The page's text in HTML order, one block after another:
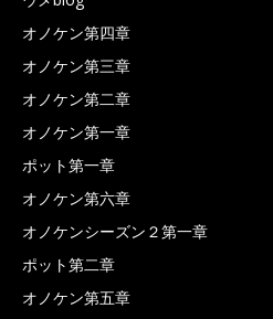
オノケン第四章
オノケン第三章
オノケン第二章
オノケン第一章
ポット第一章
オノケン第六章
オノケンシーズン２第一章
ポット第二章
オノケン第五章